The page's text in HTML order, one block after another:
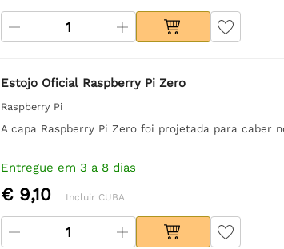
Estojo Oficial Raspberry Pi Zero
Raspberry Pi
A capa Raspberry Pi Zero foi projetada para caber
Entregue em 3 a 8 dias
€ 9,10 Incluir CUBA